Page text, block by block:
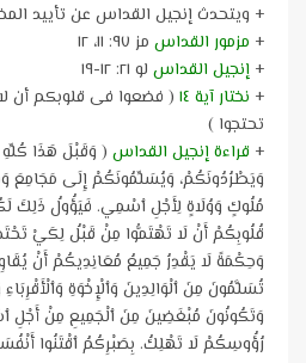
+ ويتحدث إنجيل القداس عن تأييد
+ مزمور القداس مز ٩٧: ١١، ١٢
+ إنجيل القداس لو ٢١: ١٢-١٩
+ نختار آية ١٤
( فضعوا فى قلوبكم أن
تحتجوا )
+ قراءة إنجيل القداس ( وَقَبْلَ هَذَا
وَيَطْرُدُونَكُمْ، وَيُسَلِّمُونَكُمْ إِلَى مَجَامِعَ
مُلُوكٍ وَوُلَاةٍ لِأَجْلِ ٱسْمِي. فَيَؤُولُ
قُلُوبِكُمْ أَنْ لَا تَهْتَمُّوا مِنْ قَبْلُ لِكَيْ
وَحِكْمَةً لَا يَقْدِرُ جَمِيعُ مُعَانِدِيكُمْ أَنْ
تُسَلَّمُونَ مِنَ ٱلْوَالِدِينَ وَٱلْإِخْوَةِ
وَتَكُونُونَ مُبْغَضِينَ مِنَ ٱلْجَمِيعِ مِنْ
رُؤُوسِكُمْ لَا تَهْلِكُ. بِصَبْرِكُمُ ٱقْتَنُوا